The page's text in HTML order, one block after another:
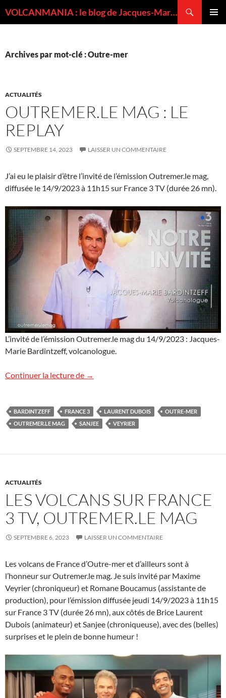
VOLCANMANIA : le blog de Jacques-Marie BARDINTZEFF, volcanologue
Archives par mot-clé : Outre-mer
ACTUALITÉS
OUTREMER.LE MAG : LE
REPLAY
SEPTEMBRE 14, 2023 LAISSER UN COMMENTAIRE
J’ai eu le plaisir d’être l’invité de l’émission Outremer.le mag,
diffusée le 14/9/2023 à 11h15 sur France 3 TV (durée 26 mn).
L’invité de l’émission Outremer.le mag du 14/9/2023 : Jacques-
Marie Bardintzeff, volcanologue.
Continuer la lecture de Outremer.le mag : le replay
→
BARDINTZEFF FRANCE 3 LAURENT DUBOIS
OUTRE-MER
OUTREMER.LE MAG
SANJEE VEYRIER
ACTUALITÉS
LES VOLCANS SUR FRANCE
3 TV, OUTREMER.LE MAG
SEPTEMBRE 6, 2023 LAISSER UN COMMENTAIRE
Les volcans de France d’Outre-mer et d’ailleurs sont à
l’honneur sur Outremer.le mag. Je suis invité par Maxime
Veyrier (chroniqueur) et Romane Boucamus (assistante de
production), pour l’émission diffusée jeudi 14/9/2023 à 11h15
sur France 3 TV (durée 26 mn), aux côtés de Brice Laurent
Dubois (animateur) et Sanjee (chroniqueuse), avec des (belles)
surprises et le plein de bonne humeur !